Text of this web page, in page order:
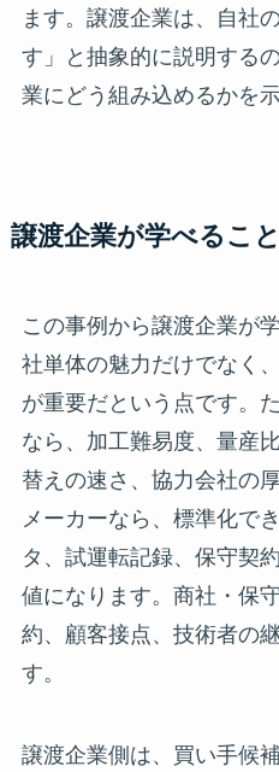
ます。譲渡企業は、自社
す」と抽象的に説明する
業にどう組み込めるかを
譲渡企業が学べること
この事例から譲渡企業が
社単体の魅力だけでなく
が重要だという点です。
なら、加工難易度、量産
替えの速さ、協力会社の
メーカーなら、標準化で
タ、試運転記録、保守契
値になります。商社・保
約、顧客接点、技術者の
す。
譲渡企業側は、買い手候